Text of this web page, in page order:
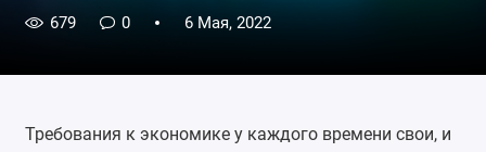
679 0 6 Мая, 2022
Требования к экономике у каждого времени свои, и